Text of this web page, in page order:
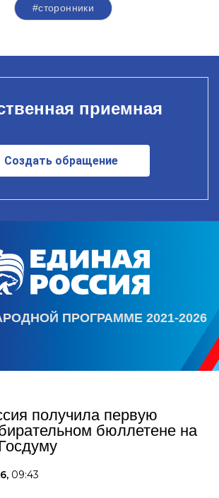
#сторонники
приемная
Создать обращение
ПРОГРАММЕ 2021-2026
получила первую
бюллетене на
09:43